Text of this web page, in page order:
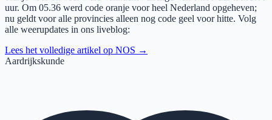
uur. Om 05.36 werd code oranje voor heel Nederland opgeheven;
nu geldt voor alle provincies alleen nog code geel voor hitte. Volg
alle weerupdates in ons liveblog:
Lees het volledige artikel op NOS →
Aardrijkskunde